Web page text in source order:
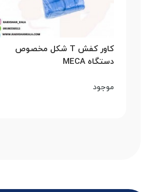
کاور کفش T شکل مخصوص
دستگاه MECA
موجود